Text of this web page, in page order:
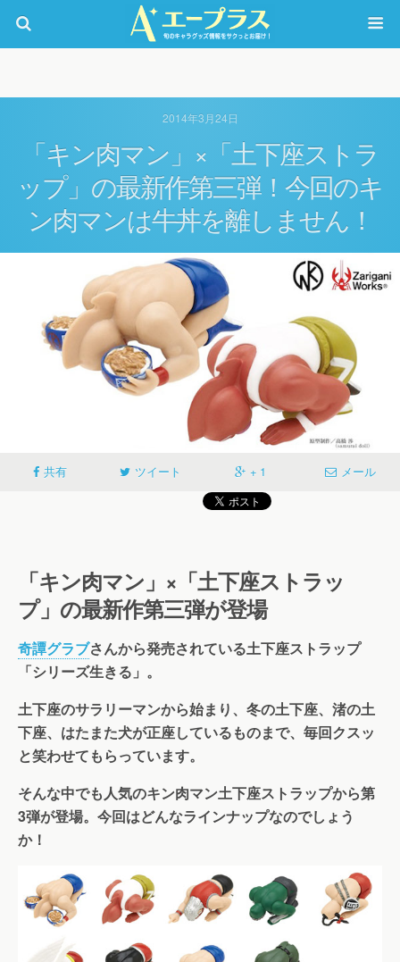
2014年3月24日
「キン肉マン」×「土下座ストラ
ップ」の最新作第三弾！今回のキ
ン肉マンは牛丼を離しません！
共有 ツイート + 1 メール
「キン肉マン」×「土下座ストラッ
プ」の最新作第三弾が登場
奇譚グラブさんから発売されている土下座ストラップ
「シリーズ生きる」。
土下座のサラリーマンから始まり、冬の土下座、渚の土
下座、はたまた犬が正座しているものまで、毎回クスッ
と笑わせてもらっています。
そんな中でも人気のキン肉マン土下座ストラップから第
3弾が登場。今回はどんなラインナップなのでしょう
か！